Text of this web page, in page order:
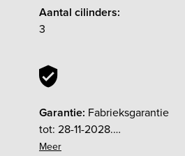
Aantal cilinders:
3
Garantie: Fabrieksgarantie
tot: 28-11-2028.
Garantielabel: BOVAG